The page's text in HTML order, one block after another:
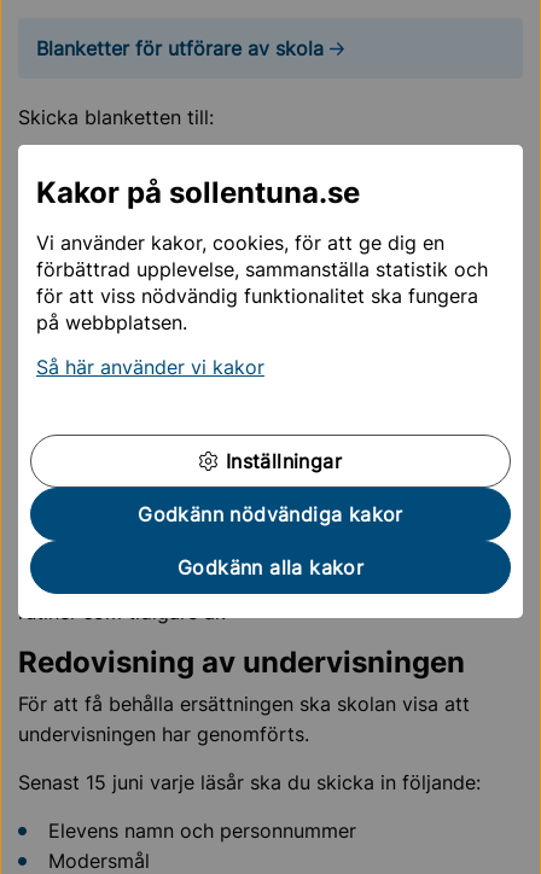
Kakor på sollentuna.se
Vi använder kakor, cookies, för att ge dig en
förbättrad upplevelse, sammanställa statistik och
för att viss nödvändig funktionalitet ska fungera
på webbplatsen.
Så här använder vi kakor
Inställningar
Godkänn nödvändiga kakor
Godkänn alla kakor
Blanketter för utförare av skola
Skicka blanketten till:
Utbildningskontoret
Du kan också mejla via säkra meddelanden till:
un@sollentuna.se – öppna i SEFOS
Viktigt att meddela om eleven
slutar
Om en elev avslutar sin undervisning är rektor skyldig
att meddela utbildningskontoret.
Om skolan har avtal med CIFS
För skolor som har entreprenadavtal med Centrum för
integration och flerspråkighet (CIFS) gäller samma
rutiner som tidigare år.
Redovisning av undervisningen
För att få behålla ersättningen ska skolan visa att
undervisningen har genomförts.
Senast 15 juni varje läsår ska du skicka in följande:
Elevens namn och personnummer
Modersmål